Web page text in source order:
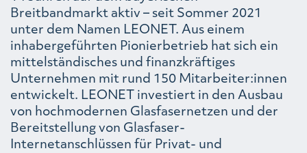
Breitbandmarkt aktiv – seit Sommer 2021
unter dem Namen LEONET. Aus einem
inhabergeführten Pionierbetrieb hat sich ein
mittelständisches und finanzkräftiges
Unternehmen mit rund 150 Mitarbeiter:innen
entwickelt. LEONET investiert in den Ausbau
von hochmodernen Glasfasernetzen und der
Bereitstellung von Glasfaser-
Internetanschlüssen für Privat- und